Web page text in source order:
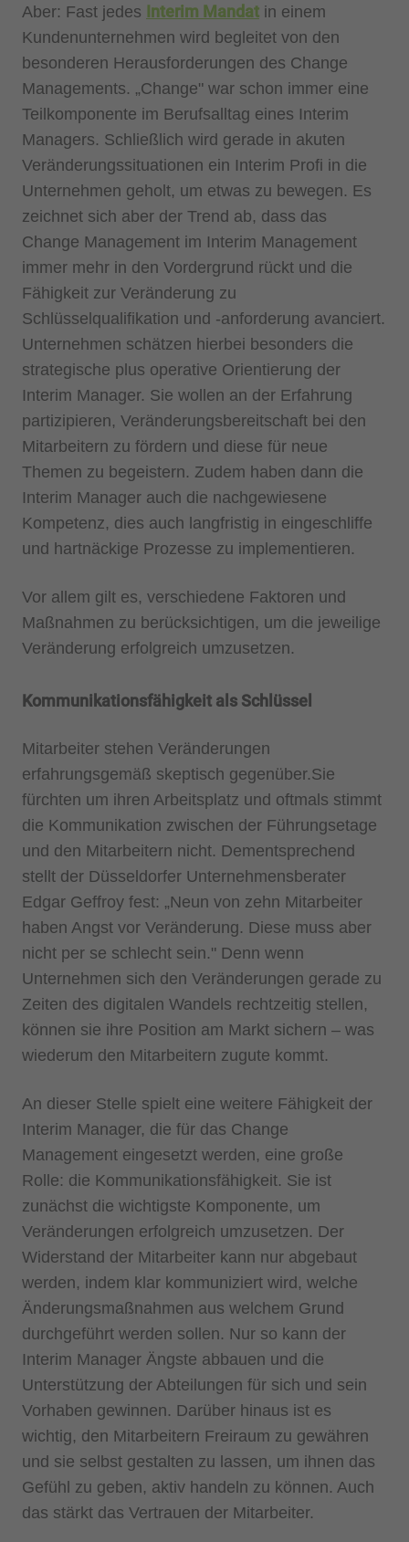
Aber: Fast jedes Interim Mandat in einem
Kundenunternehmen wird begleitet von den
besonderen Herausforderungen des Change
Managements. „Change" war schon immer eine
Teilkomponente im Berufsalltag eines Interim
Managers. Schließlich wird gerade in akuten
Veränderungssituationen ein Interim Profi in die
Unternehmen geholt, um etwas zu bewegen. Es
zeichnet sich aber der Trend ab, dass das
Change Management im Interim Management
immer mehr in den Vordergrund rückt und die
Fähigkeit zur Veränderung zu
Schlüsselqualifikation und -anforderung avanciert.
Unternehmen schätzen hierbei besonders die
strategische plus operative Orientierung der
Interim Manager. Sie wollen an der Erfahrung
partizipieren, Veränderungsbereitschaft bei den
Mitarbeitern zu fördern und diese für neue
Themen zu begeistern. Zudem haben dann die
Interim Manager auch die nachgewiesene
Kompetenz, dies auch langfristig in eingeschliffe
und hartnäckige Prozesse zu implementieren.
Vor allem gilt es, verschiedene Faktoren und
Maßnahmen zu berücksichtigen, um die jeweilige
Veränderung erfolgreich umzusetzen.
Kommunikationsfähigkeit als Schlüssel
Mitarbeiter stehen Veränderungen
erfahrungsgemäß skeptisch gegenüber.Sie
fürchten um ihren Arbeitsplatz und oftmals stimmt
die Kommunikation zwischen der Führungsetage
und den Mitarbeitern nicht. Dementsprechend
stellt der Düsseldorfer Unternehmensberater
Edgar Geffroy fest: „Neun von zehn Mitarbeiter
haben Angst vor Veränderung. Diese muss aber
nicht per se schlecht sein." Denn wenn
Unternehmen sich den Veränderungen gerade zu
Zeiten des digitalen Wandels rechtzeitig stellen,
können sie ihre Position am Markt sichern – was
wiederum den Mitarbeitern zugute kommt.
An dieser Stelle spielt eine weitere Fähigkeit der
Interim Manager, die für das Change
Management eingesetzt werden, eine große
Rolle: die Kommunikationsfähigkeit. Sie ist
zunächst die wichtigste Komponente, um
Veränderungen erfolgreich umzusetzen. Der
Widerstand der Mitarbeiter kann nur abgebaut
werden, indem klar kommuniziert wird, welche
Änderungsmaßnahmen aus welchem Grund
durchgeführt werden sollen. Nur so kann der
Interim Manager Ängste abbauen und die
Unterstützung der Abteilungen für sich und sein
Vorhaben gewinnen. Darüber hinaus ist es
wichtig, den Mitarbeitern Freiraum zu gewähren
und sie selbst gestalten zu lassen, um ihnen das
Gefühl zu geben, aktiv handeln zu können. Auch
das stärkt das Vertrauen der Mitarbeiter.